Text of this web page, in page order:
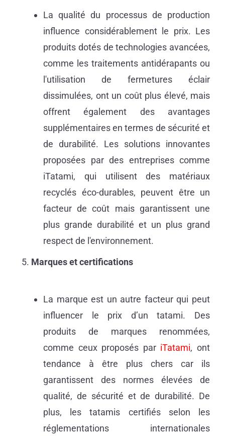
La qualité du processus de production
influence considérablement le prix. Les
produits dotés de technologies avancées,
comme les traitements antidérapants ou
l'utilisation de fermetures éclair
dissimulées, ont un coût plus élevé, mais
offrent également des avantages
supplémentaires en termes de sécurité et
de durabilité. Les solutions innovantes
proposées par des entreprises comme
iTatami, qui utilisent des matériaux
recyclés éco-durables, peuvent être un
facteur de coût mais garantissent une
plus grande durabilité et un plus grand
respect de l'environnement.
Marques et certifications
La marque est un autre facteur qui peut
influencer le prix d’un tatami. Des
produits de marques renommées,
comme ceux proposés par iTatami, ont
tendance à être plus chers car ils
garantissent des normes élevées de
qualité, de sécurité et de durabilité. De
plus, les tatamis certifiés selon les
réglementations internationales